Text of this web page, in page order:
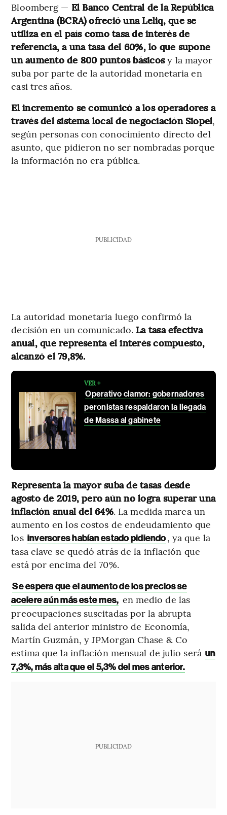
Bloomberg — El Banco Central de la República
Argentina (BCRA) ofreció una Leliq, que se
utiliza en el país como tasa de interés de
referencia, a una tasa del 60%, lo que supone
un aumento de 800 puntos básicosy la mayor
suba por parte de la autoridad monetaria en
casi tres años.
El incremento se comunicó a los operadores a
través del sistema local de negociación Siopel,
según personas con conocimiento directo del
asunto, que pidieron no ser nombradas porque
la información no era pública.
PUBLICIDAD
La autoridad monetaria luego confirmó la
decisión en un comunicado. La tasa efectiva
anual, que representa el interés compuesto,
alcanzó el 79,8%.
VER +
Operativo clamor: gobernadores
peronistas respaldaron la llegada
de Massa al gabinete
Representa la mayor suba de tasas desde
agosto de 2019, pero aún no logra superar una
inflación anual del 64%. La medida marca un
aumento en los costos de endeudamiento que
los inversores habían estado pidiendo, ya que la
tasa clave se quedó atrás de la inflación que
está por encima del 70%.
Se espera que el aumento de los precios se
acelere aún más este mes, en medio de las
preocupaciones suscitadas por la abrupta
salida del anterior ministro de Economía,
Martín Guzmán, y JPMorgan Chase & Co
estima que la inflación mensual de julio será un
7,3%, más alta que el 5,3% del mes anterior.
PUBLICIDAD